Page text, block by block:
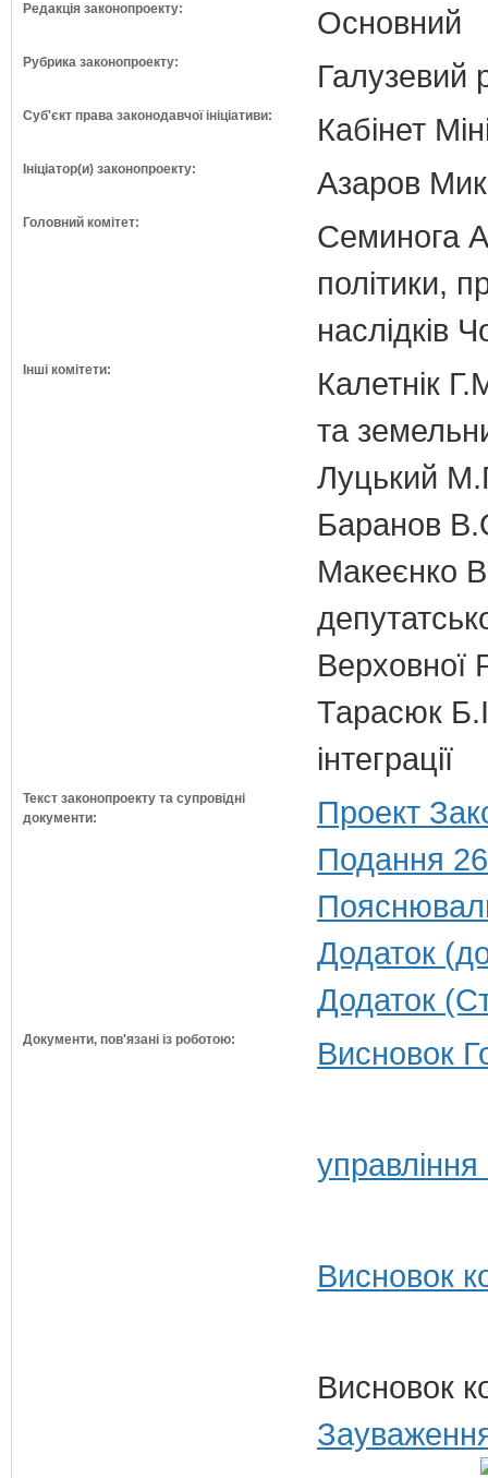
Редакція законопроекту: Основний
Рубрика законопроекту: Галузевий
Суб'єкт права законодавчої ініціативи: Кабінет
Ініціатор(и) законопроекту: Азаров
Головний комітет:
Семинога
політики,
наслідків
Інші комітети:
Калетнік
та
Луцький
Баранов
Макеєнко
Верховної
Тарасюк
інтеграції
Текст законопроекту та супровідні
документи:
Проект
Подання
Додаток
Додаток
Документи, пов'язані із роботою: Висновок
Висновок
Висновок